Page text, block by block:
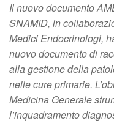
Il nuovo documento
SNAMID, in
Medici Endocrinologi,
nuovo documento di
alla gestione della
nelle cure primarie.
Medicina Generale
l’inquadramento